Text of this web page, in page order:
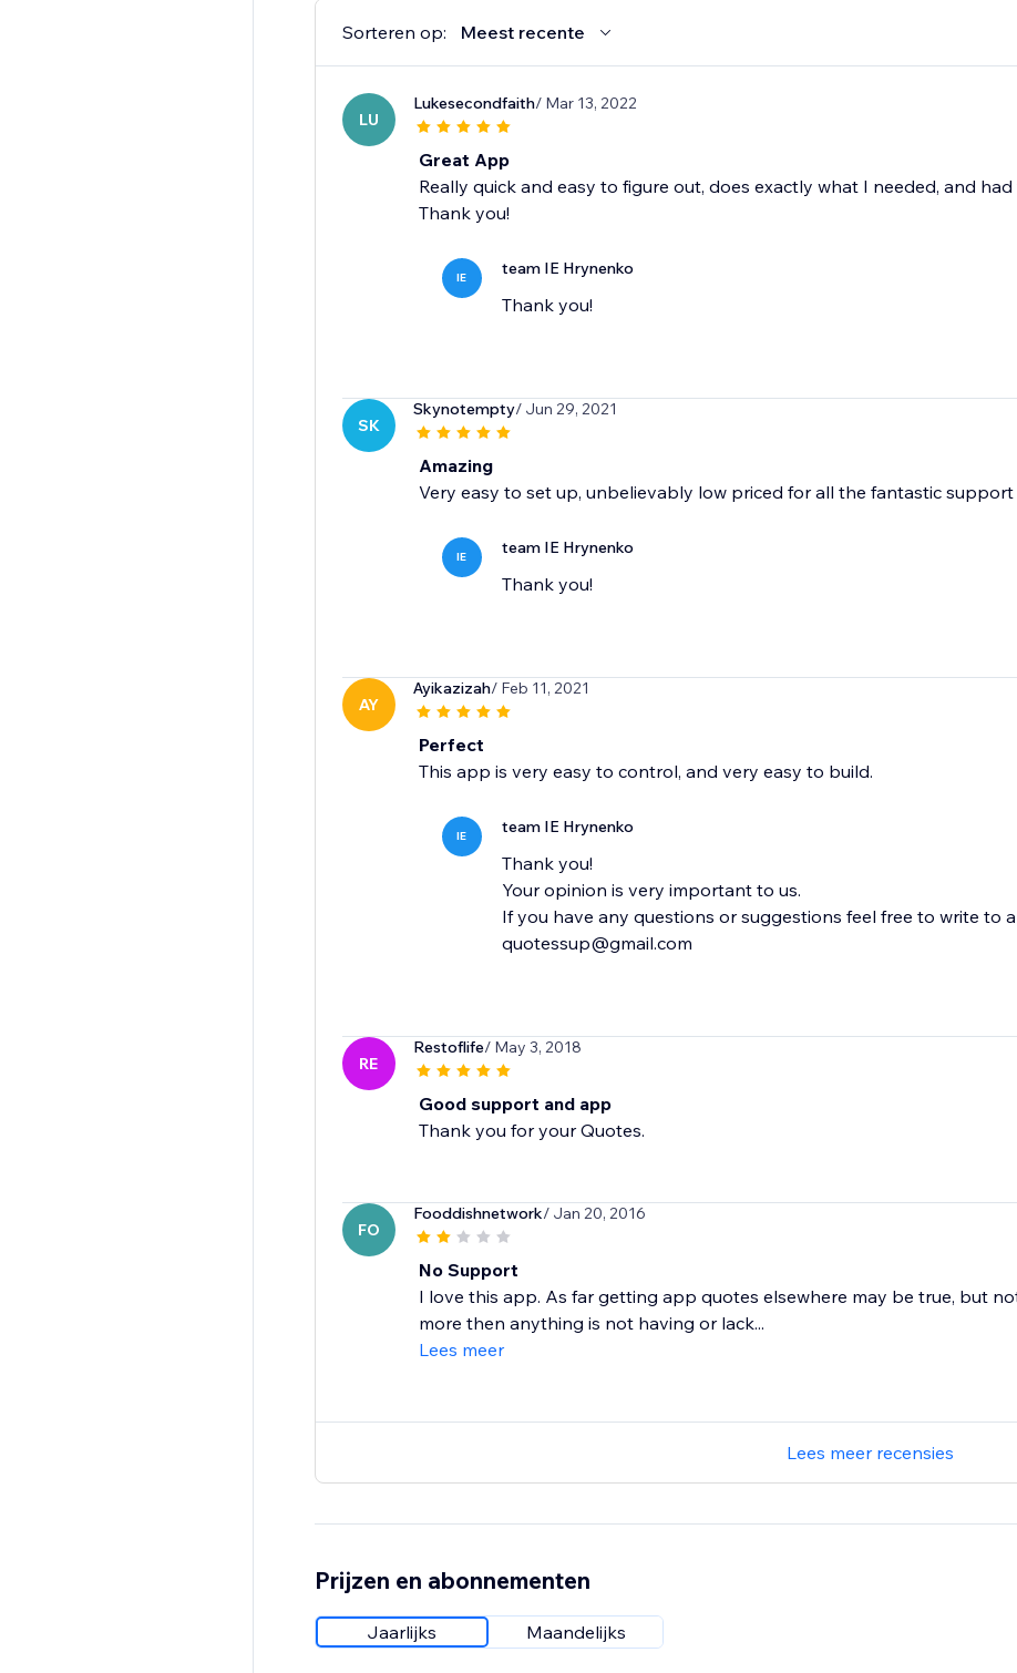
Sorteren op: Meest recente
LU
Lukesecondfaith/ Mar 13, 2022
Great App
Really quick and easy to figure out, does exactly what I needed, and
Thank you!
IE team IE Hrynenko
Thank you!
SK
Skynotempty/ Jun 29, 2021
Amazing
Very easy to set up, unbelievably low priced for all the fantastic support
IE team IE Hrynenko
Thank you!
AY
Ayikazizah/ Feb 11, 2021
Perfect
This app is very easy to control, and very easy to build.
IE team IE Hrynenko
Thank you!
Your opinion is very important to us.
If you have any questions or suggestions feel free to write to
quotessup@gmail.com
RE
Restoflife/ May 3, 2018
Good support and app
Thank you for your Quotes.
FO
Fooddishnetwork/ Jan 20, 2016
No Support
I love this app. As far getting app quotes elsewhere may be true, but
more then anything is not having or lack...
Lees meer
Lees meer recensies
Prijzen en abonnementen
Jaarlijks Maandelijks